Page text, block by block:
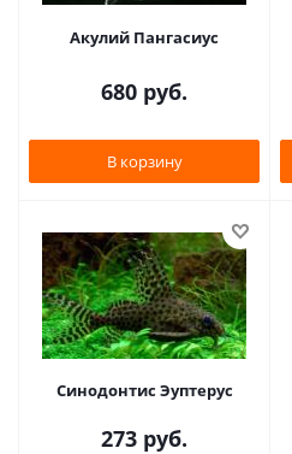
Акулий Пангасиус
680 руб.
В корзину
Синодонтис Эуптерус
273 руб.